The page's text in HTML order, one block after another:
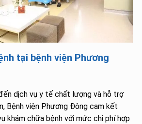
tại bệnh viện Phương
dịch vụ y tế chất lượng và hỗ trợ
Bệnh viện Phương Đông cam kết
khám chữa bệnh với mức chi phí hợp